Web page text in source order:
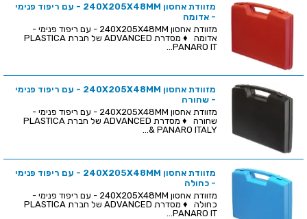
מזוודת אחסון 240X205X48MM - עם ריפוד פנימי
- אדומה
מזוודת אחסון 240X205X48MM - עם ריפוד פנימי -
אדומה ♦ מסדרת ADVANCED של חברת PLASTICA
PANARO IT...
מזוודת אחסון 240X205X48MM - עם ריפוד פנימי
- שחורה
מזוודת אחסון 240X205X48MM - עם ריפוד פנימי -
שחורה ♦ מסדרת ADVANCED של חברת PLASTICA
PANARO ITALY &...
מזוודת אחסון 240X205X48MM - עם ריפוד פנימי
- כחולה
מזוודת אחסון 240X205X48MM - עם ריפוד פנימי -
כחולה ♦ מסדרת ADVANCED של חברת PLASTICA
PANARO IT...